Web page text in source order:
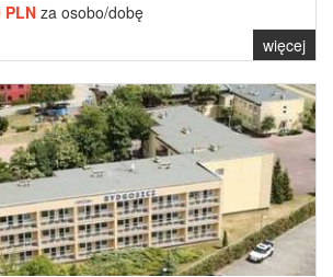
PLNza osobo/dobę
więcej